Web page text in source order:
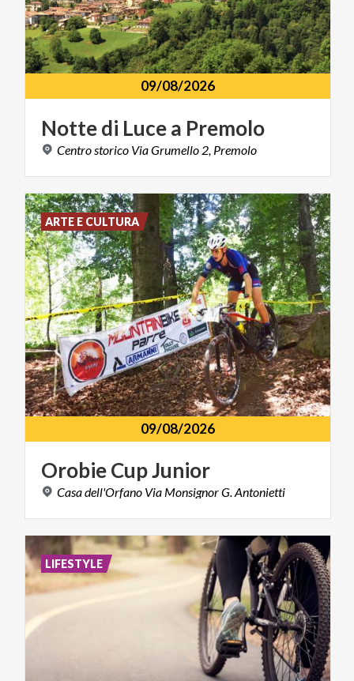
09/08/2026
Nottedi Lucea Premolo
Centro storico ViaGrumello 2, Premolo
09/08/2026
OrobieCupJunior
Casadell'Orfano Via MonsignorG.Antonietti
ARTE E CULTURA
LIFESTYLE